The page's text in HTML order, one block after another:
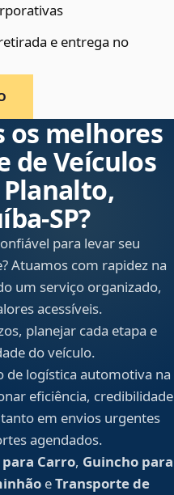
e entrega no
os melhores
de Veículos
para levar seu
Atuamos com rapidez na
um serviço organizado,
acessíveis.
planejar cada etapa e
do veículo.
de logística automotiva na
eficiência, credibilidade
em envios urgentes
agendados.
Carro, Guincho para
eTransporte de